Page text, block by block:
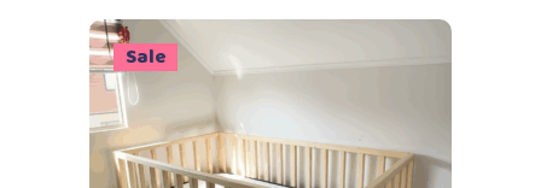
precios:
desde
$200.990
Sale
Este